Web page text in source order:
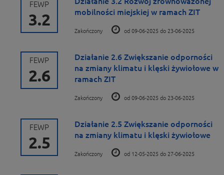
FEWP
3.2
mobilności miejskiej w ramach ZIT
Zakończony od 09-06-2025 do 23-06-2025
FEWP
2.6
Działanie 2.6 Zwiększanie odporności
na zmiany klimatu i klęski żywiołowe w
ramach ZIT
Zakończony od 09-06-2025 do 23-06-2025
FEWP
2.5
Działanie 2.5 Zwiększanie odporności
na zmiany klimatu i klęski żywiołowe
Zakończony od 12-05-2025 do 27-06-2025